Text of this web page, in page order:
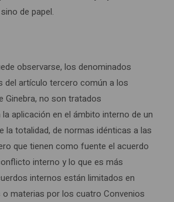
de papel.
observarse, los denominados
del artículo tercero común a los
Ginebra, no son tratados
aplicación en el ámbito interno de un
la totalidad, de normas idénticas a las
que tienen como fuente el acuerdo
interno y lo que es más
internos están limitados en
materias por los cuatro Convenios